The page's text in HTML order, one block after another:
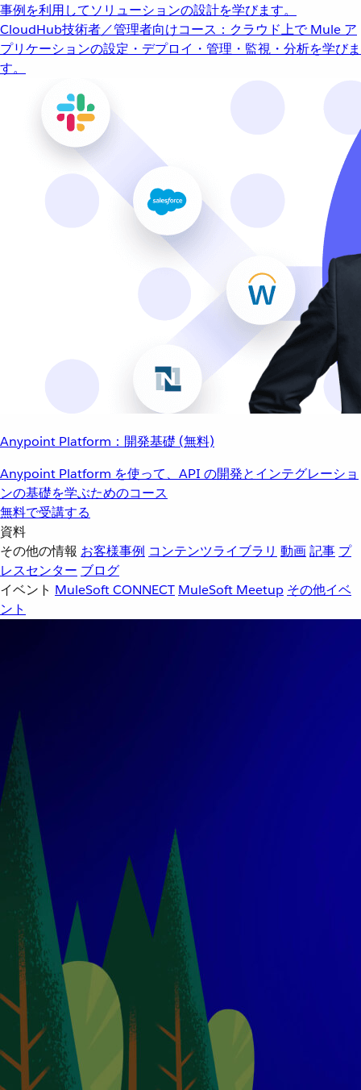
事例を利用してソリューションの設計を学びます。
CloudHub技術者／管理者向けコース：クラウド上で Mule ア
プリケーションの設定・デプロイ・管理・監視・分析を学びま
す。
Anypoint Platform：開発基礎 (無料)
Anypoint Platform を使って、API の開発とインテグレーショ
ンの基礎を学ぶためのコース
無料で受講する
資料
その他の情報 お客様事例 コンテンツライブラリ 動画記事 プ
レスセンター ブログ
イベント MuleSoft CONNECT MuleSoft Meetup その他イベ
ント